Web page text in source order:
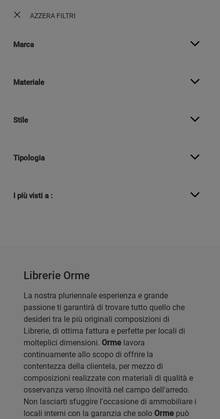
AZZERA FILTRI
Marca
Materiale
Stile
Tipologia
I più visti a :
Librerie Orme
La nostra pluriennale esperienza e grande
passione ti garantirà di trovare tutto quello che
desideri tra le più originali composizioni di
Librerie, di ottima fattura e perfette per locali di
molteplici dimensioni. Orme lavora
continuamente allo scopo di offrire la
contentezza della clientela, per mezzo di
composizioni realizzate con materiali di qualità e
osservanza verso ilnovità nel campo dell'arredo.
Non lasciarti sfuggire l'occasione di ammobiliare i
locali interni con la garanzia che solo Orme può